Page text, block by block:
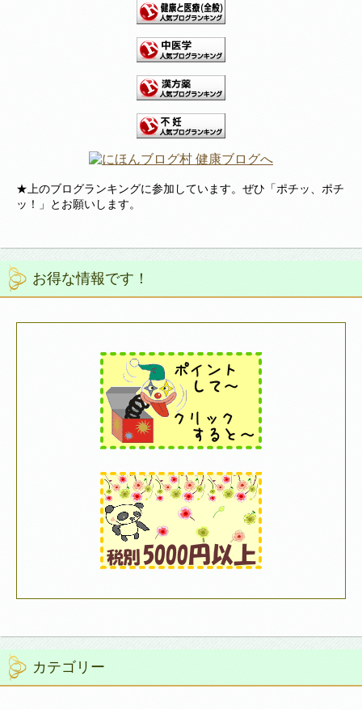
★上のブログランキングに参加しています。ぜひ「ポチッ、ポチ
ッ！」とお願いします。
お得な情報です！
カテゴリー